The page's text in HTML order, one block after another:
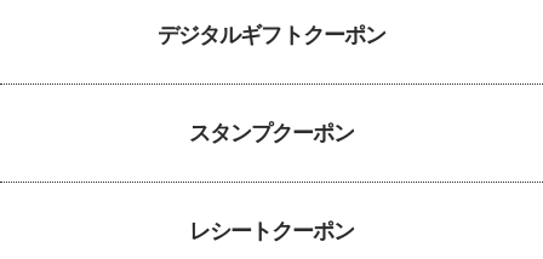
デジタルギフトクーポン
スタンプクーポン
レシートクーポン